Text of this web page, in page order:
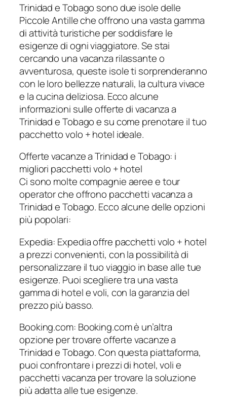
Trinidad e Tobago sono due isole delle
Piccole Antille che offrono una vasta gamma
di attività turistiche per soddisfare le
esigenze di ogni viaggiatore. Se stai
cercando una vacanza rilassante o
avventurosa, queste isole ti sorprenderanno
con le loro bellezze naturali, la cultura vivace
e la cucina deliziosa. Ecco alcune
informazioni sulle offerte di vacanza a
Trinidad e Tobago e su come prenotare il tuo
pacchetto volo + hotel ideale.
Offerte vacanze a Trinidad e Tobago: i
migliori pacchetti volo + hotel
Ci sono molte compagnie aeree e tour
operator che offrono pacchetti vacanza a
Trinidad e Tobago. Ecco alcune delle opzioni
più popolari:
Expedia: Expedia offre pacchetti volo + hotel
a prezzi convenienti, con la possibilità di
personalizzare il tuo viaggio in base alle tue
esigenze. Puoi scegliere tra una vasta
gamma di hotel e voli, con la garanzia del
prezzo più basso.
Booking.com: Booking.com è un’altra
opzione per trovare offerte vacanze a
Trinidad e Tobago. Con questa piattaforma,
puoi confrontare i prezzi di hotel, voli e
pacchetti vacanza per trovare la soluzione
più adatta alle tue esigenze.